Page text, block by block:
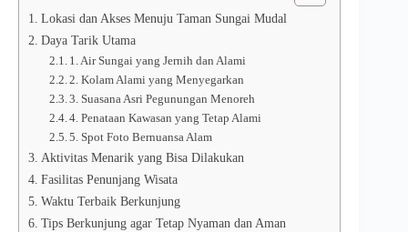
Lokasi dan Akses Menuju Taman Sungai Mudal
Daya Tarik Utama
1. Air Sungai yang Jernih dan Alami
2. Kolam Alami yang Menyegarkan
3. Suasana Asri Pegunungan Menoreh
4. Penataan Kawasan yang Tetap Alami
5. Spot Foto Bernuansa Alam
Aktivitas Menarik yang Bisa Dilakukan
Fasilitas Penunjang Wisata
Waktu Terbaik Berkunjung
Tips Berkunjung agar Tetap Nyaman dan Aman